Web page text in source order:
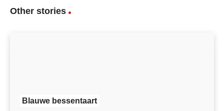
Other stories
Blauwe bessentaart